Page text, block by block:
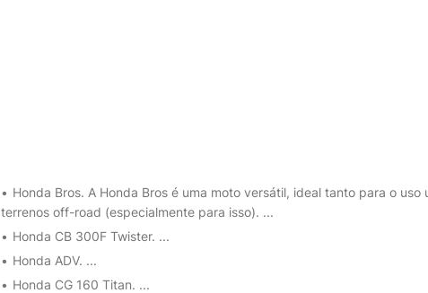
Honda Bros. A Honda Bros é uma moto versátil, ideal tanto para o
terrenos off-road (especialmente para isso). ...
Honda CB 300F Twister. ...
Honda ADV. ...
Honda CG 160 Titan. ...